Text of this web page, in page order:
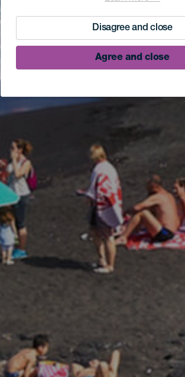
Disagree and close
Agree and close